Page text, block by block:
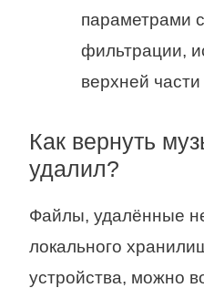
параметрами
фильтрации,
верхней части
Как вернуть
удалил?
Файлы, удалённые
локального
устройства, можно